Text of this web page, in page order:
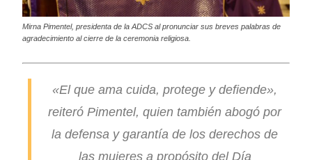
Mirna Pimentel, presidenta de la ADCS al pronunciar sus breves palabras de
agradecimiento al cierre de la ceremonia religiosa.
«El que ama cuida, protege y defiende»,
reiteró Pimentel, quien también abogó por
la defensa y garantía de los derechos de
las mujeres a propósito del Día